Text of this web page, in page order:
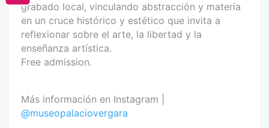
grabado local, vinculando abstracción y materia
en un cruce histórico y estético que invita a
reflexionar sobre el arte, la libertad y la
enseñanza artística.
Free admission.
Más información en Instagram |
@museopalaciovergara